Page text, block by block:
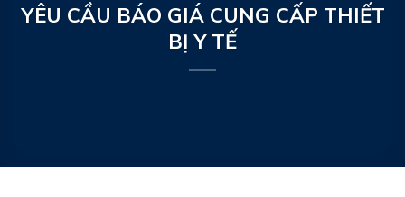
YÊU CẦU BÁO GIÁ CUNG CẤP THIẾT
BỊ Y TẾ